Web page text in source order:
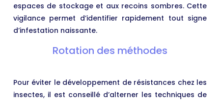
espaces de stockage et aux recoins sombres. Cette
vigilance permet d’identifier rapidement tout signe
d’infestation naissante.
Rotation des méthodes
Pour éviter le développement de résistances chez les
insectes, il est conseillé d’alterner les techniques de